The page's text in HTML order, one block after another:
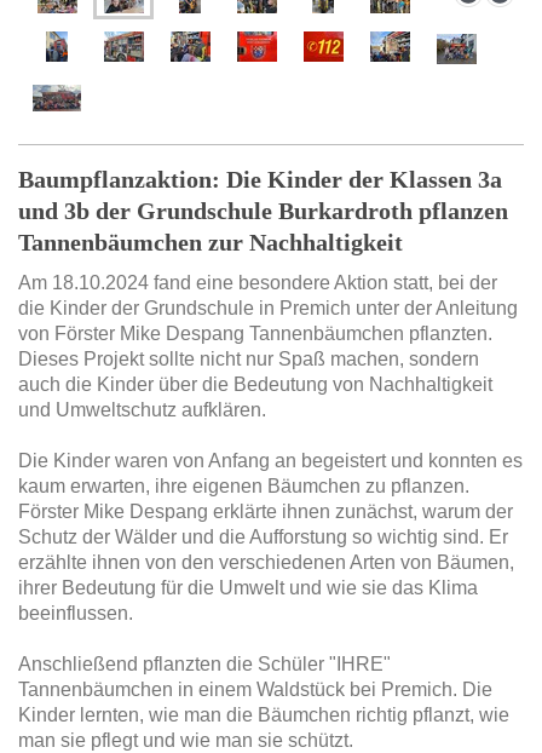
Baumpflanzaktion: Die Kinder der Klassen 3a
und 3b der Grundschule Burkardroth pflanzen
Tannenbäumchen zur Nachhaltigkeit
Am 18.10.2024 fand eine besondere Aktion statt, bei der
die Kinder der Grundschule in Premich unter der Anleitung
von Förster Mike Despang Tannenbäumchen pflanzten.
Dieses Projekt sollte nicht nur Spaß machen, sondern
auch die Kinder über die Bedeutung von Nachhaltigkeit
und Umweltschutz aufklären.
Die Kinder waren von Anfang an begeistert und konnten es
kaum erwarten, ihre eigenen Bäumchen zu pflanzen.
Förster Mike Despang erklärte ihnen zunächst, warum der
Schutz der Wälder und die Aufforstung so wichtig sind. Er
erzählte ihnen von den verschiedenen Arten von Bäumen,
ihrer Bedeutung für die Umwelt und wie sie das Klima
beeinflussen.
Anschließend pflanzten die Schüler "IHRE"
Tannenbäumchen in einem Waldstück bei Premich. Die
Kinder lernten, wie man die Bäumchen richtig pflanzt, wie
man sie pflegt und wie man sie schützt.